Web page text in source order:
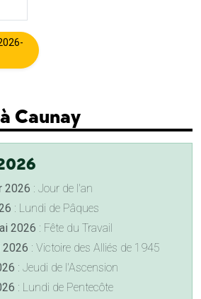
Caunay
2026 : Jour de l'an
: Lundi de Pâques
2026 : Fête du Travail
2026 : Victoire des Alliés de 1945
: Jeudi de l'Ascension
: Lundi de Pentecôte